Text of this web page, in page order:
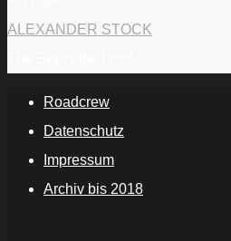
ALEXANDER STOCK
Roadcrew
Datenschutz
Impressum
Archiv bis 2018